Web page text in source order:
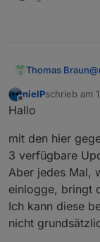
Thomas Braun@
Offline
nieIPschrieb am
zuletzt
Hallo
mit den hier
3 verfügbare
Aber jedes Mal,
einlogge, bringt
Ich kann diese
nicht